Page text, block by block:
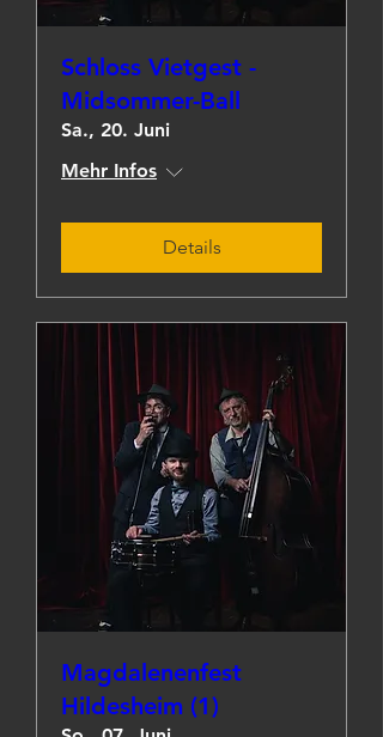
Schloss Vietgest -
Midsommer-Ball
Sa., 20. Juni
Mehr Infos
Details
Magdalenenfest
Hildesheim (1)